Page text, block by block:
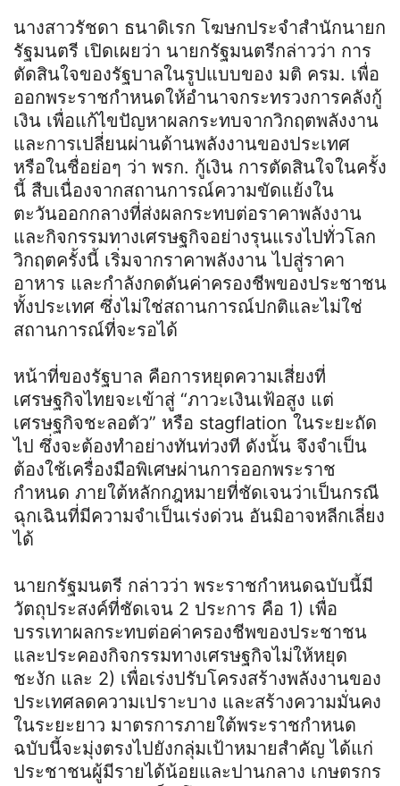
นางสาวรัชดา ธนาดิเรก โฆษกประจำสำนักนายก
รัฐมนตรี เปิดเผยว่า นายกรัฐมนตรีกล่าวว่า การ
ตัดสินใจของรัฐบาลในรูปแบบของ มติ ครม. เพื่อ
ออกพระราชกำหนดให้อำนาจกระทรวงการคลังกู้
เงิน เพื่อแก้ไขปัญหาผลกระทบจากวิกฤตพลังงาน
และการเปลี่ยนผ่านด้านพลังงานของประเทศ
หรือในชื่อย่อๆ ว่า พรก. กู้เงิน การตัดสินใจในครั้ง
นี้ สืบเนื่องจากสถานการณ์ความขัดแย้งใน
ตะวันออกกลางที่ส่งผลกระทบต่อราคาพลังงาน
และกิจกรรมทางเศรษฐกิจอย่างรุนแรงไปทั่วโลก
วิกฤตครั้งนี้ เริ่มจากราคาพลังงาน ไปสู่ราคา
อาหาร และกำลังกดดันค่าครองชีพของประชาชน
ทั้งประเทศ ซึ่งไม่ใช่สถานการณ์ปกติและไม่ใช่
สถานการณ์ที่จะรอได้
หน้าที่ของรัฐบาล คือการหยุดความเสี่ยงที่
เศรษฐกิจไทยจะเข้าสู่ “ภาวะเงินเฟ้อสูง แต่
เศรษฐกิจชะลอตัว” หรือ stagflation ในระยะถัด
ไป ซึ่งจะต้องทำอย่างทันท่วงที ดังนั้น จึงจำเป็น
ต้องใช้เครื่องมือพิเศษผ่านการออกพระราช
กำหนด ภายใต้หลักกฎหมายที่ชัดเจนว่าเป็นกรณี
ฉุกเฉินที่มีความจำเป็นเร่งด่วน อันมิอาจหลีกเลี่ยง
ได้
นายกรัฐมนตรี กล่าวว่า พระราชกำหนดฉบับนี้มี
วัตถุประสงค์ที่ชัดเจน 2 ประการ คือ 1) เพื่อ
บรรเทาผลกระทบต่อค่าครองชีพของประชาชน
และประคองกิจกรรมทางเศรษฐกิจไม่ให้หยุด
ชะงัก และ 2) เพื่อเร่งปรับโครงสร้างพลังงานของ
ประเทศลดความเปราะบาง และสร้างความมั่นคง
ในระยะยาว มาตรการภายใต้พระราชกำหนด
ฉบับนี้จะมุ่งตรงไปยังกลุ่มเป้าหมายสำคัญ ได้แก่
ประชาชนผู้มีรายได้น้อยและปานกลาง เกษตรกร